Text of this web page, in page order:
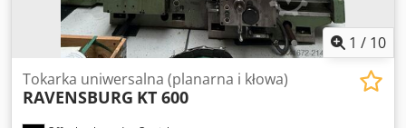
1 / 10
Tokarka uniwersalna (planarna i kłowa)
RAVENSBURG KT 600